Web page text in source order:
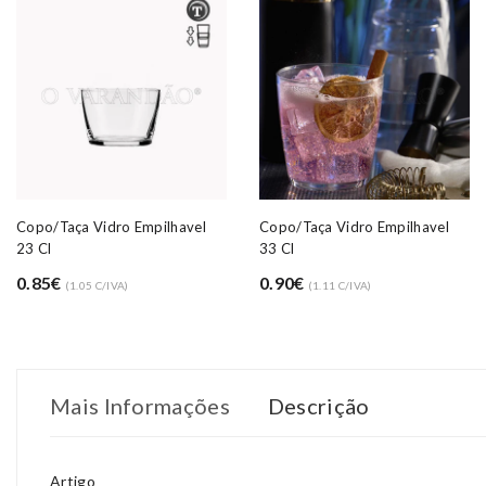
Copo/taça Vidro Empilhavel
23 Cl
0.85€ (1.05 C/IVA)
Copo/taça Vidro Empilhavel
33 Cl
0.90€ (1.11 C/IVA)
Mais Informações Descrição
Artigo